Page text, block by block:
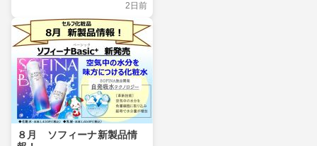
2日前
８月 ソフィーナ新製品情